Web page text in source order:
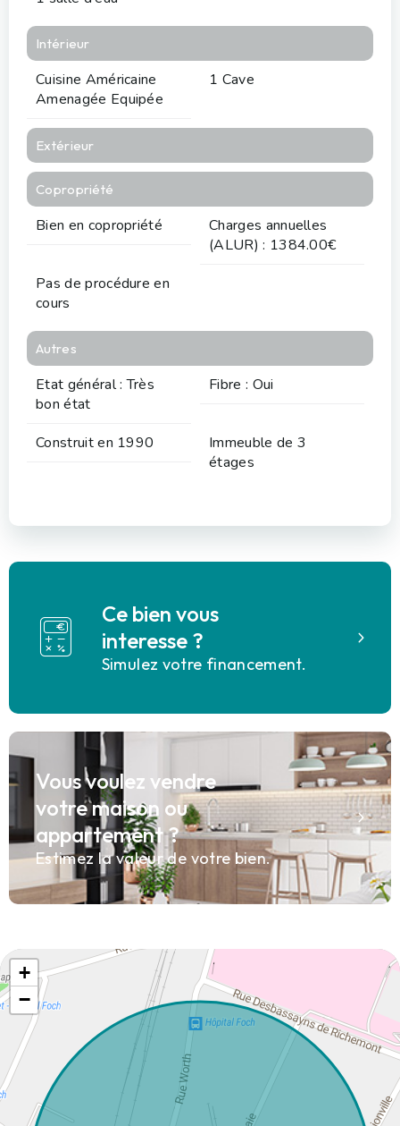
Intérieur
Cuisine Américaine
Amenagée Equipée
1 Cave
Extérieur
Copropriété
Bien en copropriété
Charges annuelles
(ALUR) : 1384.00€
Pas de procédure en
cours
Autres
Etat général : Très
bon état
Fibre : Oui
Construit en 1990
Immeuble de 3
étages
Ce bien vous
interesse ?
Simulez votre financement.
Vous voulez vendre
votre maison ou
appartement ?
Estimez la valeur de votre bien.
+
−